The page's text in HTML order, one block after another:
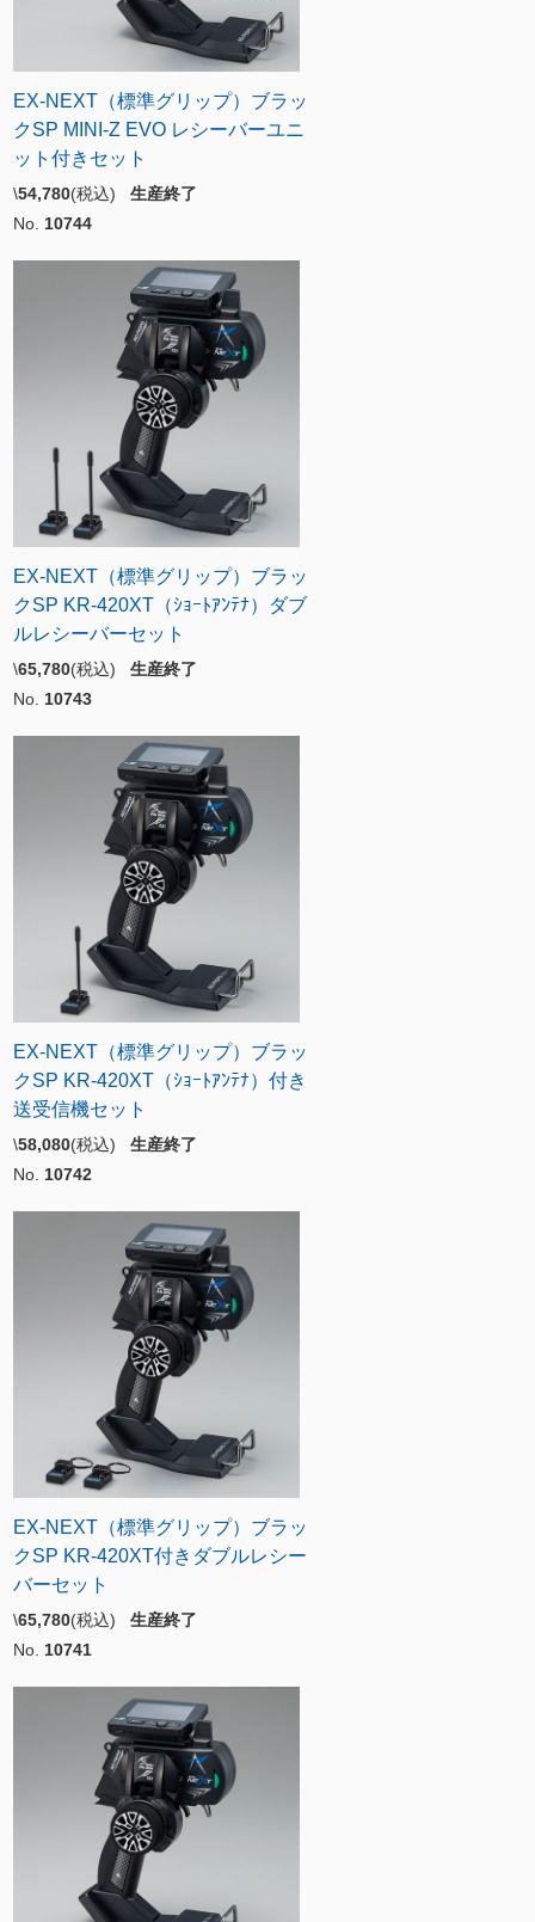
EX-NEXT（標準グリップ）ブラッ
クSP MINI-Z EVO レシーバーユニ
ット付きセット
\54,780(税込) 生産終了
No. 10744
EX-NEXT（標準グリップ）ブラッ
クSP KR-420XT（ｼｮｰﾄｱﾝﾃﾅ）ダブ
ルレシーバーセット
\65,780(税込) 生産終了
No. 10743
EX-NEXT（標準グリップ）ブラッ
クSP KR-420XT（ｼｮｰﾄｱﾝﾃﾅ）付き
送受信機セット
\58,080(税込) 生産終了
No. 10742
EX-NEXT（標準グリップ）ブラッ
クSP KR-420XT付きダブルレシー
バーセット
\65,780(税込) 生産終了
No. 10741